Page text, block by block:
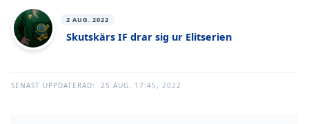
2 AUG. 2022
Skutskärs IF drar sig ur Elitserien
SENAST UPPDATERAD: 25 AUG. 17:45, 2022